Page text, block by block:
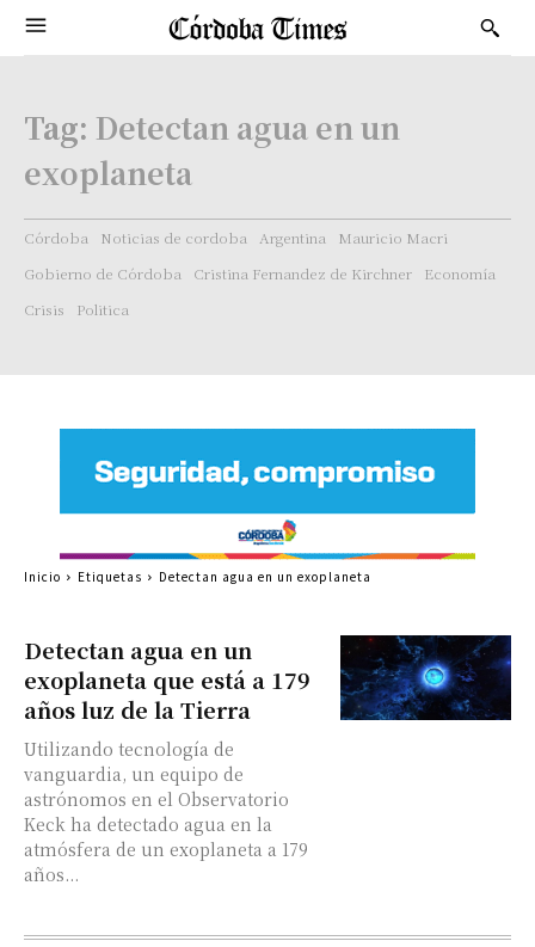
Tag: Detectan agua en un
exoplaneta
Córdoba Noticias de cordoba Argentina
Mauricio Macri
Gobierno de Córdoba
Cristina Fernandez de Kirchner
Economía
Crisis
Politica
Detectan agua en un
exoplaneta que está a 179
años luz de la Tierra
Utilizando tecnología de
vanguardia, un equipo de
astrónomos en el Observatorio
Keck ha detectado agua en la
atmósfera de un exoplaneta a 179
años...
Inicio Etiquetas Detectan agua en un exoplaneta